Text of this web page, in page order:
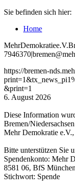
Sie befinden sich hier:
Home
MehrDemokratiee.V.
7946370|bremen
https://bremen-
&print=1
6. August 2026
Diese Information
Bremen/
Mehr Demokratie
Bitte unterstützen Sie
Spendenkonto: Mehr
8581 06, BfS
Stichwort: Spende